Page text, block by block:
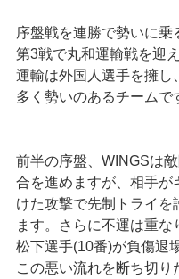
序盤戦を連勝で勢いに乗
第3戦で丸和運輸戦を迎
運輸は外国人選手を擁し
多く勢いのあるチームで
前半の序盤、WINGSは
合を進めますが、相手が
けた攻撃で先制トライを
ます。さらに不運は重な
松下選手(10番)が負傷退
この悪い流れを断ち切り